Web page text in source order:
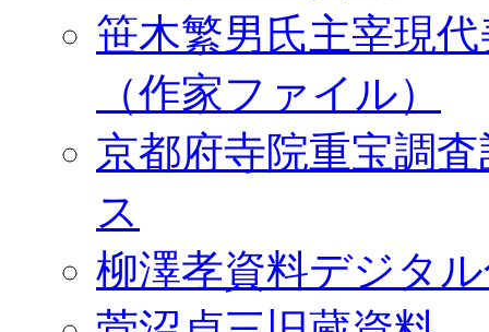
笹木繁男氏主宰現
（作家ファイル）
京都府寺院重宝調
ス
柳澤孝資料デジタ